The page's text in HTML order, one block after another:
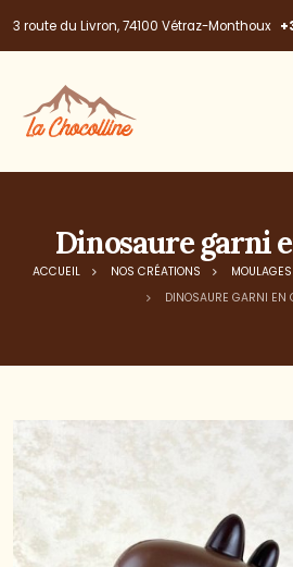
3 route du Livron, 74100 Vétraz-Monthoux
Dinosaure garni
ACCUEIL NOS CRÉATIONS
DINOSAURE GARNI EN